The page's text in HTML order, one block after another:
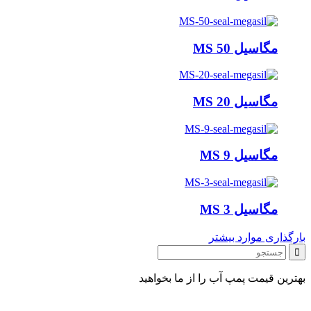
مگاسیل MS 50
مگاسیل MS 20
مگاسیل MS 9
مگاسیل MS 3
بارگذاری موارد بیشتر
بهترین قیمت پمپ آب را از ما بخواهید